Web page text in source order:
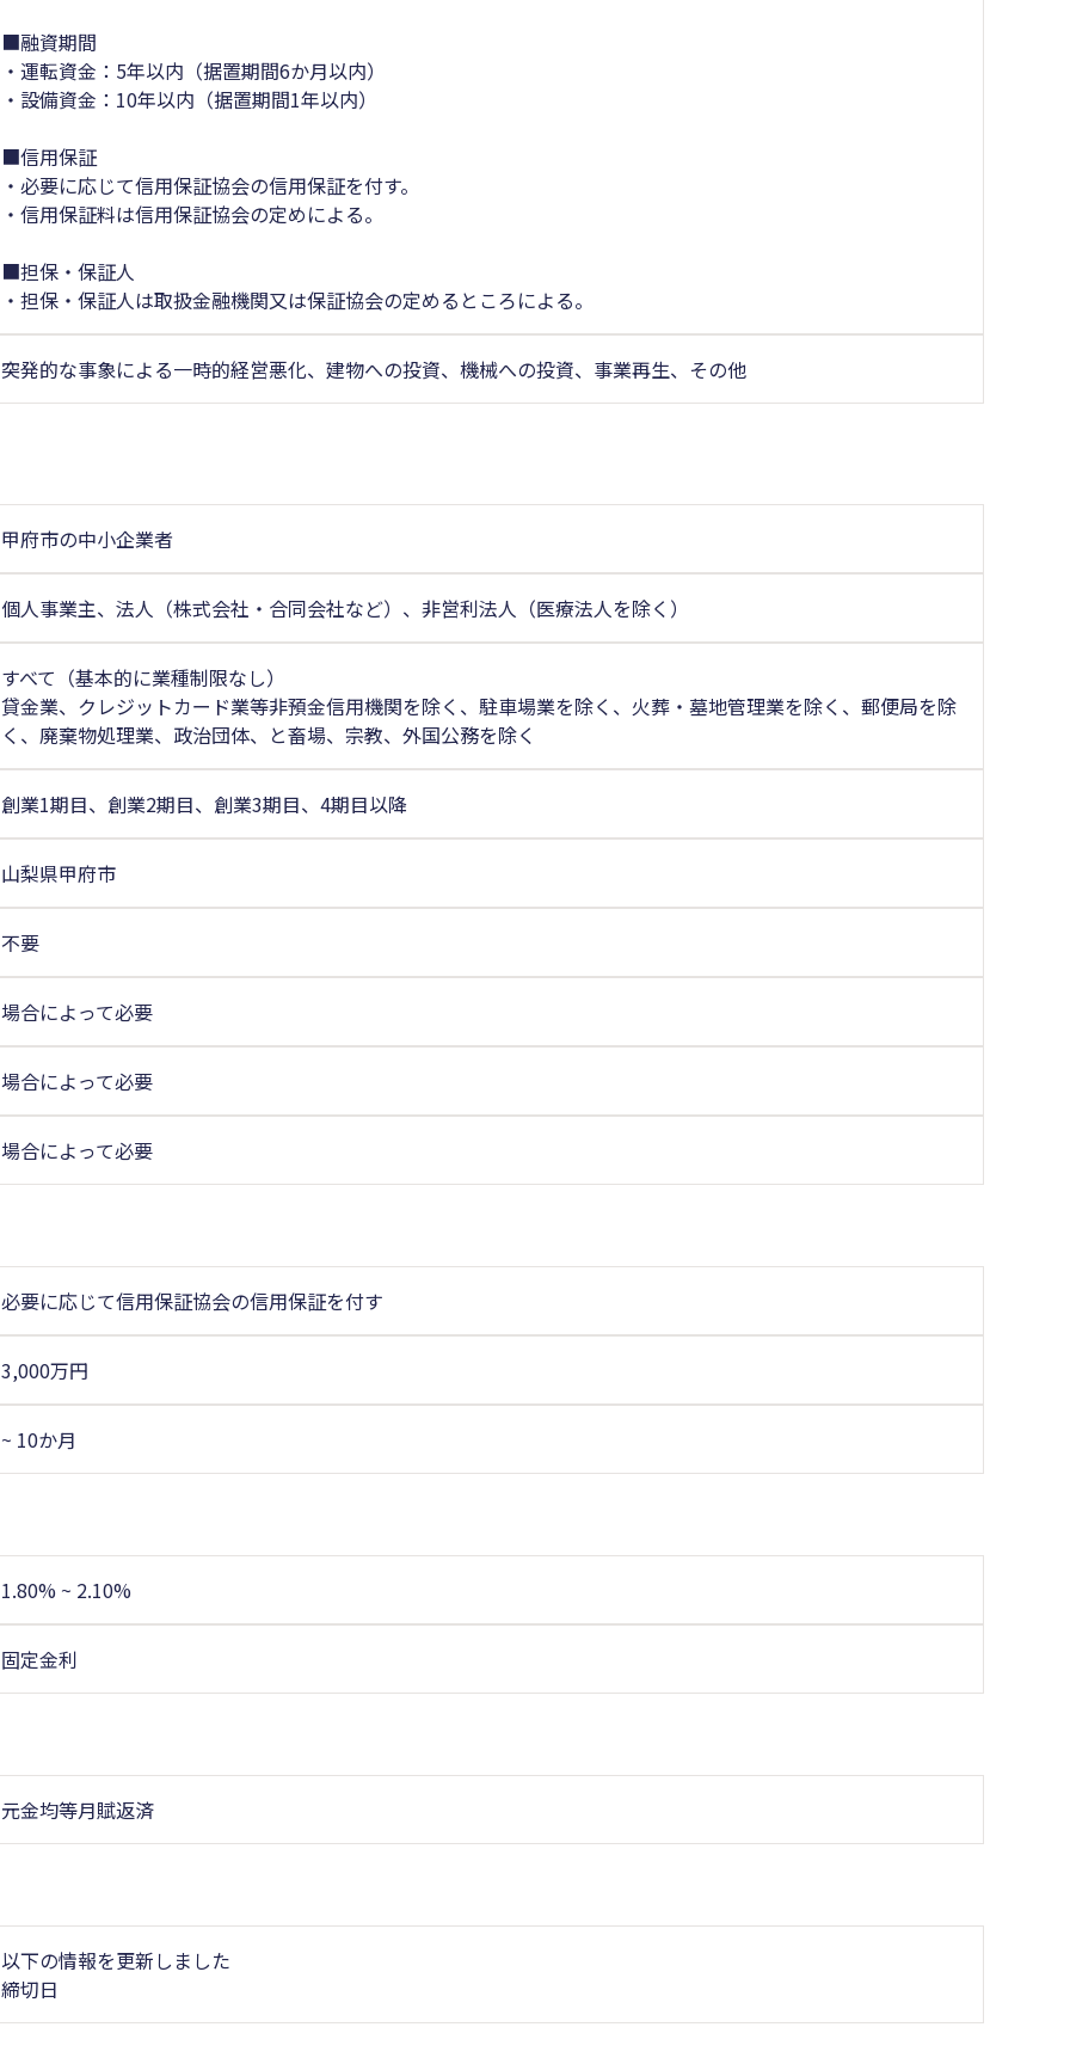
■融資期間
・運転資金：5年以内（据置期間6か月以内）
・設備資金：10年以内（据置期間1年以内）
■信用保証
・必要に応じて信用保証協会の信用保証を付す。
・信用保証料は信用保証協会の定めによる。
■担保・保証人
・担保・保証人は取扱金融機関又は保証協会の定めるところによる。
突発的な事象による一時的経営悪化、建物への投資、機械への投資、事業再生、その他
甲府市の中小企業者
個人事業主、法人（株式会社・合同会社など）、非営利法人（医療法人を除く）
すべて（基本的に業種制限なし）
貸金業、クレジットカード業等非預金信用機関を除く、駐車場業を除く、火葬・墓地管理業を除く、郵便局を除
く、廃棄物処理業、政治団体、と畜場、宗教、外国公務を除く
創業1期目、創業2期目、創業3期目、4期目以降
山梨県甲府市
不要
場合によって必要
場合によって必要
場合によって必要
必要に応じて信用保証協会の信用保証を付す
3,000万円
~ 10か月
1.80% ~ 2.10%
固定金利
元金均等月賦返済
以下の情報を更新しました
締切日